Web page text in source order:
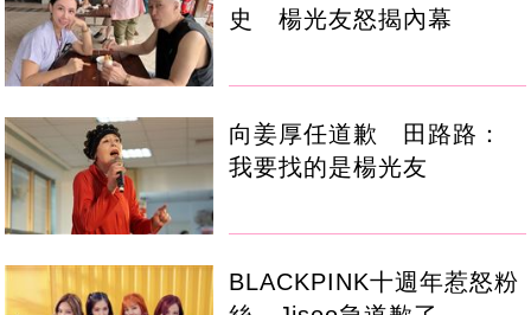
史 楊光友怒揭內幕
向姜厚任道歉 田路路：
我要找的是楊光友
BLACKPINK十週年惹怒粉